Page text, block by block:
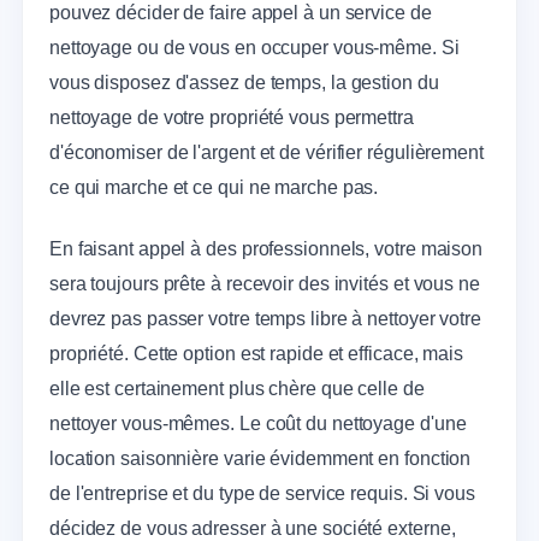
pouvez décider de faire appel à un service de
nettoyage ou de vous en occuper vous-même. Si
vous disposez d'assez de temps, la gestion du
nettoyage de votre propriété vous permettra
d'économiser de l'argent et de vérifier régulièrement
ce qui marche et ce qui ne marche pas.
En faisant appel à des professionnels, votre maison
sera toujours prête à recevoir des invités et vous ne
devrez pas passer votre temps libre à nettoyer votre
propriété. Cette option est rapide et efficace, mais
elle est certainement plus chère que celle de
nettoyer vous-mêmes. Le coût du nettoyage d'une
location saisonnière varie évidemment en fonction
de l'entreprise et du type de service requis. Si vous
décidez de vous adresser à une société externe,